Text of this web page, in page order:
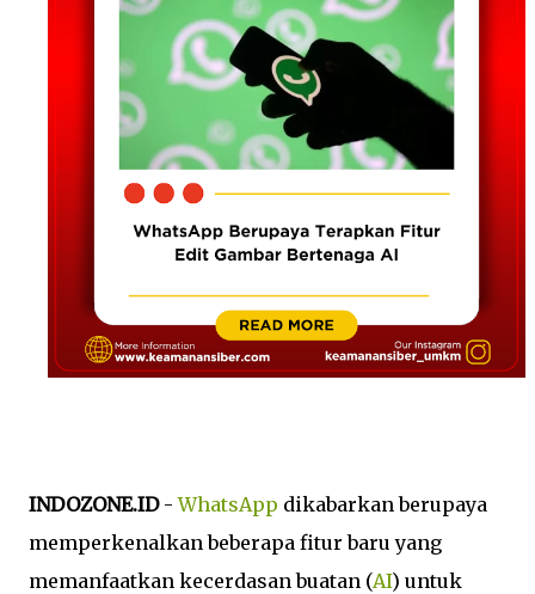
INDOZONE.ID-WhatsApp dikabarkan berupaya
memperkenalkan beberapa fitur baru yang
memanfaatkan kecerdasan buatan (AI) untuk